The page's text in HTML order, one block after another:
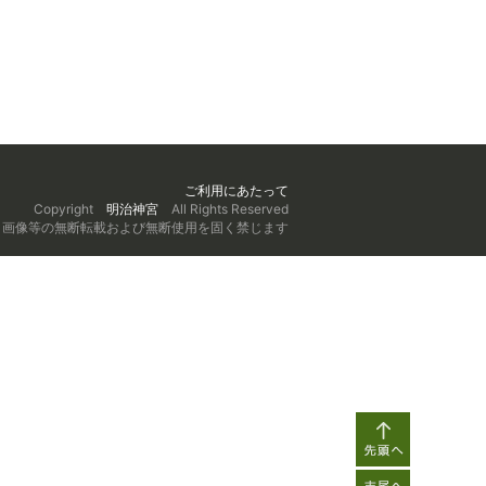
ご利用にあたって
Copyright 明治神宮 All Rights Reserved
像等の無断転載および無断使用を固く禁じます